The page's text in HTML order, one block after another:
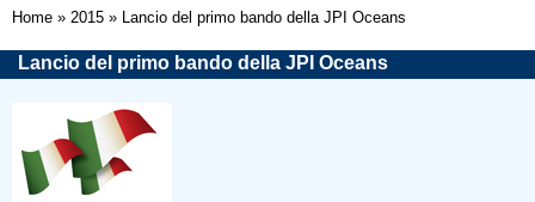
Home » 2015 » Lancio del primo bando della JPI Oceans
Lancio del primo bando della JPI Oceans